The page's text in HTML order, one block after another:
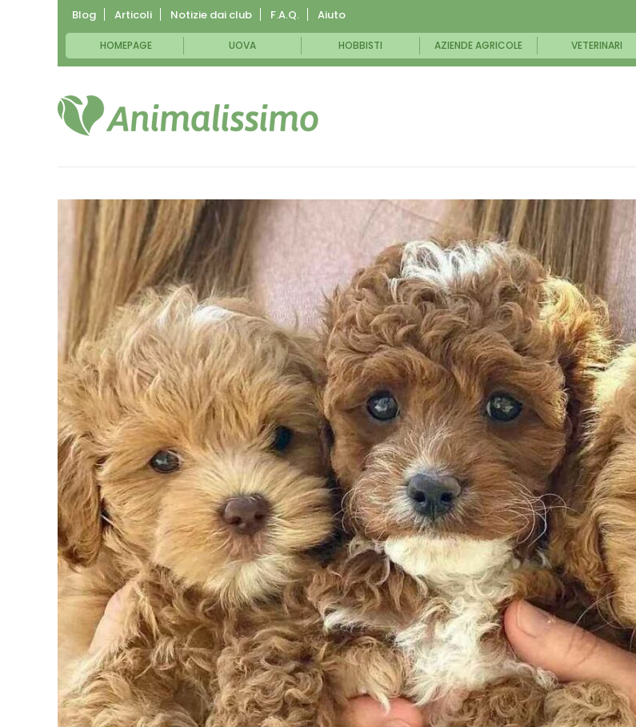
Blog Articoli Notizie dai club F.A.Q. Aiuto
HOMEPAGE UOVA HOBBISTI AZIENDE AGRICOLE VETERINARI